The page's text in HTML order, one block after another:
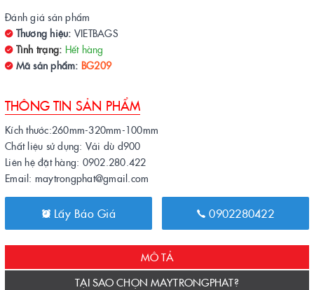
Đánh giá sản phẩm
Thương hiệu: VIETBAGS
Tình trạng: Hết hàng
Mã sản phẩm: BG209
THÔNG TIN SẢN PHẨM
Kích thước:260mm-320mm-100mm
Chất liệu sử dụng: Vải dù d900
Liên hệ đặt hàng: 0902.280.422
Email: maytrongphat@gmail.com
Lấy Báo Giá 0902280422
MÔ TẢ
TẠI SAO CHỌN MAYTRONGPHAT?